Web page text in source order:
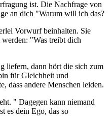
ist. Die Nachfrage von
an dich "Warum will ich das?
Vorwurf beinhalten. Sie
werden: "Was treibt dich
liefern, dann hört die sich zum
für Gleichheit und
dass andere Menschen leiden.
" Dagegen kann niemand
es dein Ego, das so